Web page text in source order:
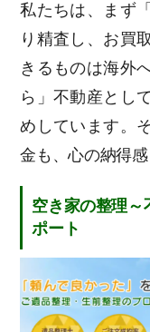
私たちは、まず
り精査し、お買
きるものは海外
ら」不動産とし
めしています。
金も、心の納得
空き家の整理～
ポート